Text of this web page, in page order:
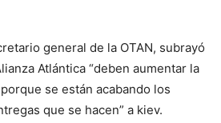
general de la OTAN, subrayó
Atlántica “deben aumentar la
se están acabando los
que se hacen” a kiev.